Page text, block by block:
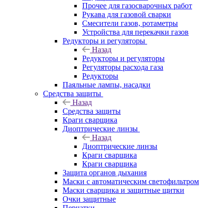
Прочее для газосварочных работ
Рукава для газовой сварки
Смесители газов, ротаметры
Устройства для перекачки газов
Редукторы и регуляторы
Назад
Редукторы и регуляторы
Регуляторы расхода газа
Редукторы
Паяльные лампы, насадки
Средства защиты
Назад
Средства защиты
Краги сварщика
Диоптрические линзы
Назад
Диоптрические линзы
Краги сварщика
Краги сварщика
Защита органов дыхания
Маски с автоматическим светофильтром
Маски сварщика и защитные щитки
Очки защитные